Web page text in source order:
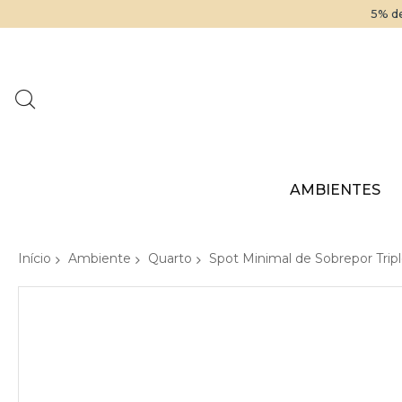
5%
AMBIENTES
Início Ambiente Quarto Spot Minimal de Sobrepor